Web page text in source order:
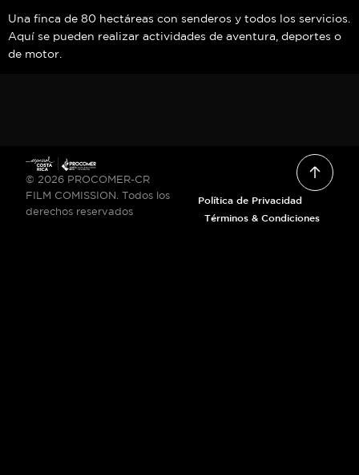
Una finca de 80 hectáreas con senderos y todos los servicios.
Aquí se pueden realizar actividades de aventura, deportes o
de motor.
© 2026 PROCOMER-CR
FILM COMISSION. Todos los
derechos reservados
Política de Privacidad
Términos & Condiciones